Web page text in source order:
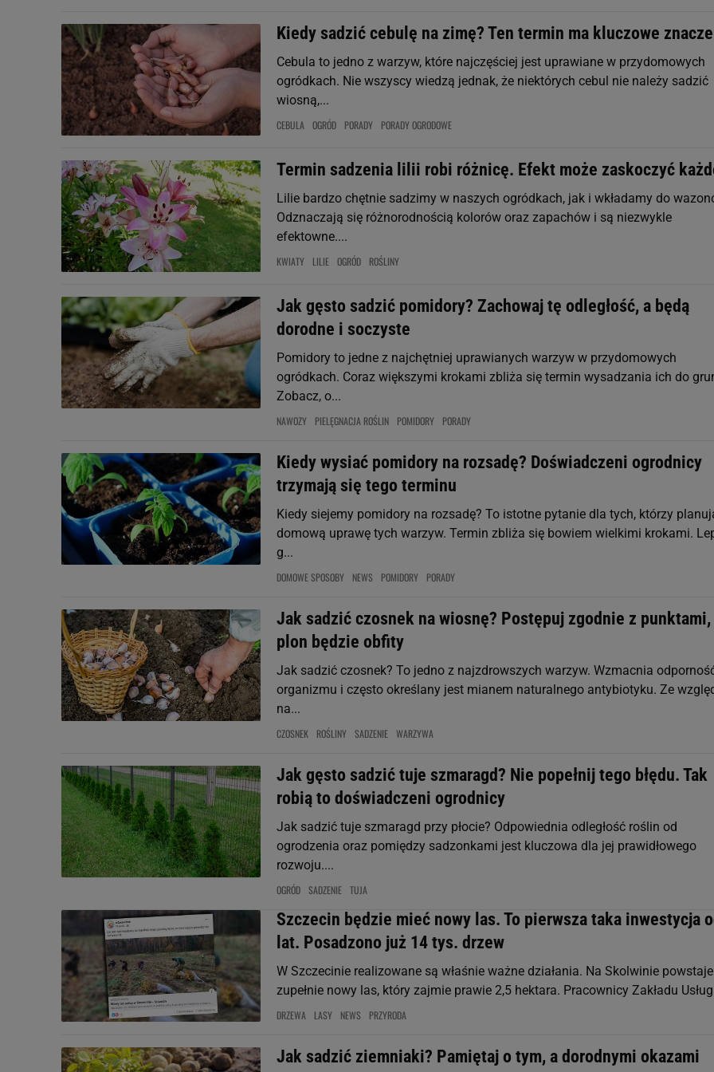
Kiedy sadzić cebulę na zimę? Ten termin ma kluczowe
Cebula to jedno z warzyw, które najczęściej jest uprawiane w przydomowych
ogródkach. Nie wszyscy wiedzą jednak, że niektórych cebul nie należy sadzić
wiosną,...
CEBULA OGRÓD PORADY PORADY OGRODOWE
Termin sadzenia lilii robi różnicę. Efekt może zaskoczyć
Lilie bardzo chętnie sadzimy w naszych ogródkach, jak i wkładamy do
Odznaczają się różnorodnością kolorów oraz zapachów i są niezwykle
efektowne....
KWIATY LILIE OGRÓD ROŚLINY
Jak gęsto sadzić pomidory? Zachowaj tę odległość, a będą
dorodne i soczyste
Pomidory to jedne z najchętniej uprawianych warzyw w przydomowych
ogródkach. Coraz większymi krokami zbliża się termin wysadzania ich do
Zobacz, o...
NAWOZY PIELĘGNACJA ROŚLIN POMIDORY PORADY
Kiedy wysiać pomidory na rozsadę? Doświadczeni ogrodnicy
trzymają się tego terminu
Kiedy siejemy pomidory na rozsadę? To istotne pytanie dla tych, którzy
domową uprawę tych warzyw. Termin zbliża się bowiem wielkimi krokami.
g...
DOMOWE SPOSOBY NEWS POMIDORY PORADY
Jak sadzić czosnek na wiosnę? Postępuj zgodnie z punktami,
plon będzie obfity
Jak sadzić czosnek? To jedno z najzdrowszych warzyw. Wzmacnia
organizmu i często określany jest mianem naturalnego antybiotyku. Ze
na...
CZOSNEK ROŚLINY SADZENIE WARZYWA
Jak gęsto sadzić tuje szmaragd? Nie popełnij tego błędu. Tak
robią to doświadczeni ogrodnicy
Jak sadzić tuje szmaragd przy płocie? Odpowiednia odległość roślin od
ogrodzenia oraz pomiędzy sadzonkami jest kluczowa dla jej prawidłowego
rozwoju....
OGRÓD SADZENIE TUJA
Szczecin będzie mieć nowy las. To pierwsza taka inwestycja
lat. Posadzono już 14 tys. drzew
W Szczecinie realizowane są właśnie ważne działania. Na Skolwinie powstaje
zupełnie nowy las, który zajmie prawie 2,5 hektara. Pracownicy Zakładu
DRZEWA LASY NEWS PRZYRODA
Jak sadzić ziemniaki? Pamiętaj o tym, a dorodnymi okazami